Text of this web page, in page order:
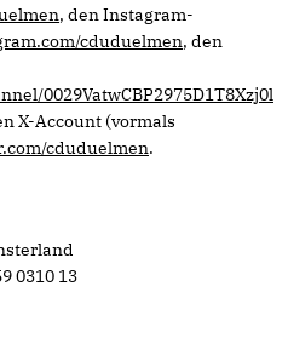
, den Instagram-
cduduelmen, den
0029VatwCBP2975D1T8Xzj0l
X-Account (vormals
cduduelmen.
0310 13